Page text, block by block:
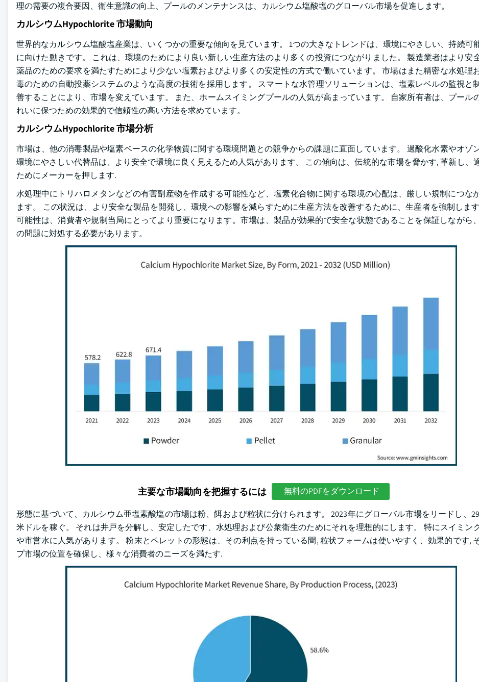
理の需要の複合要因、衛生意識の向上、プールのメンテナンスは、カルシウム塩酸塩のグローバル市場を促進します。
カルシウムHypochlorite 市場動向
世界的なカルシウム塩酸塩産業は、いくつかの重要な傾向を見ています。 1つの大きなトレンドは、環境にやさしい、持続可
に向けた動きです。 これは、環境のためにより良い新しい生産方法のより多くの投資につながりました。 製造業者はより安
薬品のための要求を満たすためにより少ない塩素およびより多くの安定性の方式で働いています。 市場はまた精密な水処理
毒のための自動投薬システムのような高度の技術を採用します。 スマートな水管理ソリューションは、塩素レベルの監視と
善することにより、市場を変えています。 また、ホームスイミングプールの人気が高まっています。 自家所有者は、プール
れいに保つための効果的で信頼性の高い方法を求めています。
カルシウムHypochlorite 市場分析
市場は、他の消毒製品や塩素ベースの化学物質に関する環境問題との競争からの課題に直面しています。 過酸化水素やオゾ
環境にやさしい代替品は、より安全で環境に良く見えるため人気があります。 この傾向は、伝統的な市場を脅かす, 革新し、
ためにメーカーを押します.
水処理中にトリハロメタンなどの有害副産物を作成する可能性など、塩素化合物に関する環境の心配は、厳しい規制につな
ます。 この状況は、より安全な製品を開発し、環境への影響を減らすために生産方法を改善するために、生産者を強制しま
可能性は、消費者や規制当局にとってより重要になります。市場は、製品が効果的で安全な状態であることを保証しながら
の問題に対処する必要があります。
主要な市場動向を把握するには 無料のPDFをダウンロード
形態に基づいて、カルシウム亜塩素酸塩の市場は粉、餌および粒状に分けられます。 2023年にグローバル市場をリードし、
米ドルを稼ぐ。 それは井戸を分解し、安定したです、水処理および公衆衛生のためにそれを理想的にします。 特にスイミン
や市営水に人気があります。 粉末とペレットの形態は、その利点を持っている間, 粒状フォームは使いやすく、効果的です,
プ市場の位置を確保し、様々な消費者のニーズを満たす.